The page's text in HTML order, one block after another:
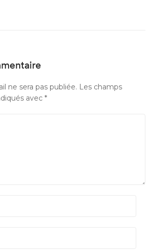
ne sera pas publiée. Les champs
avec *